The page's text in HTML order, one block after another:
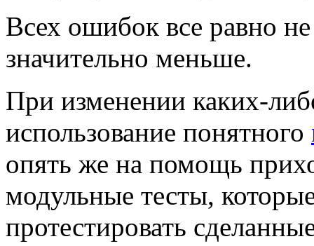
Всех ошибок все равно
значительно меньше.
При изменении каких-
использование понятного
опять же на помощь
модульные тесты,
протестировать